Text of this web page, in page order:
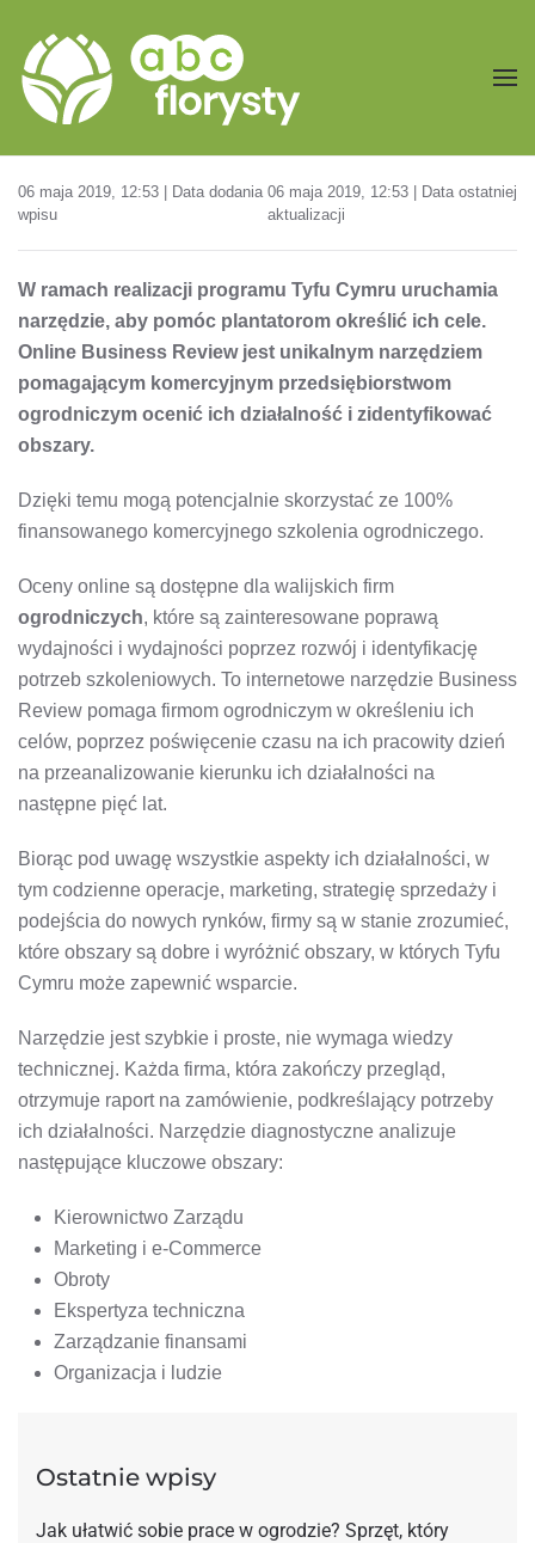
Przejdź do treści głównej
06 maja 2019, 12:53 | Data dodania
wpisu
06 maja 2019, 12:53 | Data ostatniej
aktualizacji
W ramach realizacji programu Tyfu Cymru uruchamia
narzędzie, aby pomóc plantatorom określić ich cele.
Online Business Review jest unikalnym narzędziem
pomagającym komercyjnym przedsiębiorstwom
ogrodniczym ocenić ich działalność i zidentyfikować
obszary.
Dzięki temu mogą potencjalnie skorzystać ze 100%
finansowanego komercyjnego szkolenia ogrodniczego.
Oceny online są dostępne dla walijskich firm
ogrodniczych, które są zainteresowane poprawą
wydajności i wydajności poprzez rozwój i identyfikację
potrzeb szkoleniowych. To internetowe narzędzie Business
Review pomaga firmom ogrodniczym w określeniu ich
celów, poprzez poświęcenie czasu na ich pracowity dzień
na przeanalizowanie kierunku ich działalności na
następne pięć lat.
Biorąc pod uwagę wszystkie aspekty ich działalności, w
tym codzienne operacje, marketing, strategię sprzedaży i
podejścia do nowych rynków, firmy są w stanie zrozumieć,
które obszary są dobre i wyróżnić obszary, w których Tyfu
Cymru może zapewnić wsparcie.
Narzędzie jest szybkie i proste, nie wymaga wiedzy
technicznej. Każda firma, która zakończy przegląd,
otrzymuje raport na zamówienie, podkreślający potrzeby
ich działalności. Narzędzie diagnostyczne analizuje
następujące kluczowe obszary:
Kierownictwo Zarządu
Marketing i e-Commerce
Obroty
Ekspertyza techniczna
Zarządzanie finansami
Organizacja i ludzie
Ostatnie wpisy
Jak ułatwić sobie prace w ogrodzie? Sprzęt, który